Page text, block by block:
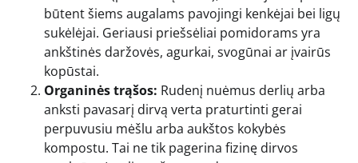
būtent šiems augalams pavojingi kenkėjai bei ligų
sukėlėjai. Geriausi priešsėliai pomidorams yra
ankštinės daržovės, agurkai, svogūnai ar įvairūs
kopūstai.
Organinės trąšos: Rudenį nuėmus derlių arba
anksti pavasarį dirvą verta praturtinti gerai
perpuvusiu mėšlu arba aukštos kokybės
kompostu. Tai ne tik pagerina fizinę dirvos